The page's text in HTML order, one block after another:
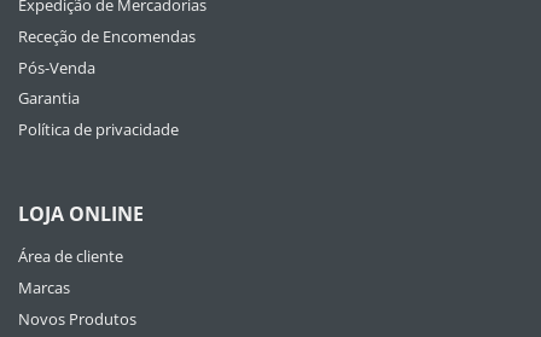
Expedição de Mercadorias
Receção de Encomendas
Pós-Venda
Garantia
Política de privacidade
LOJA ONLINE
Área de cliente
Marcas
Novos Produtos